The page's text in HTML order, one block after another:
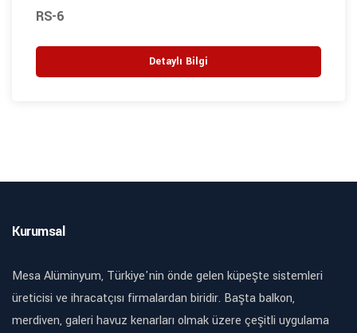
RS-6
Detaylı Bilgi
Kurumsal
Mesa Alüminyum, Türkiye'nin önde gelen küpeşte sistemleri
üreticisi ve ihracatçısı firmalardan biridir. Başta balkon,
merdiven, galeri havuz kenarları olmak üzere çeşitli uygulama